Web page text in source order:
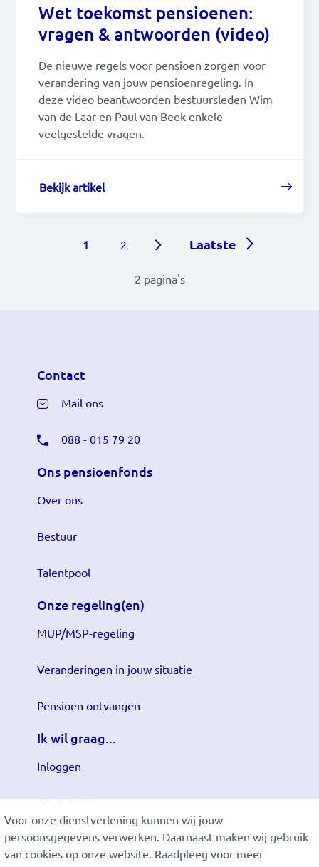
Voor onze dienstverlening kunnen wij jouw
persoonsgegevens verwerken. Daarnaast maken wij gebruik
van cookies op onze website. Raadpleeg voor meer
Wet toekomst pensioenen:
vragen & antwoorden (video)
De nieuwe regels voor pensioen zorgen voor
verandering van jouw pensioenregeling. In
deze video beantwoorden bestuursleden Wim
van de Laar en Paul van Beek enkele
veelgestelde vragen.
Bekijk artikel
PagineringHuidige pagina
1 Page
2 Laatste pagina
Laatste
2 pagina's
Contact
Mail ons
088 - 015 79 20
Ons pensioenfonds
Over ons
Bestuur
Talentpool
Onze regeling(en)
MUP/MSP-regeling
Veranderingen in jouw situatie
Pensioen ontvangen
Ik wil graag...
Inloggen
Klacht indienen
Wijziging doorgeven